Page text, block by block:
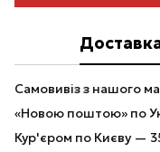
Самовивіз з нашого
«Новою поштою» по
Кур'єром по Києву —